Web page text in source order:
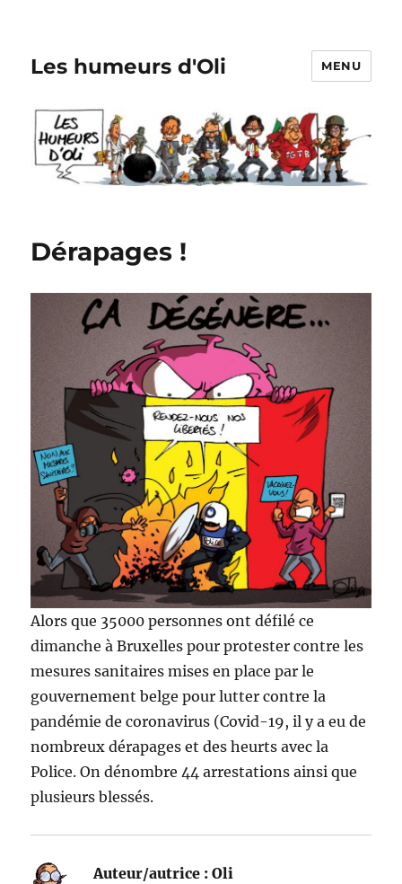
Les humeurs d'Oli MENU
Dérapages !
Alors que 35000 personnes ont défilé ce
dimanche à Bruxelles pour protester contre les
mesures sanitaires mises en place par le
gouvernement belge pour lutter contre la
pandémie de coronavirus (Covid-19, il y a eu de
nombreux dérapages et des heurts avec la
Police. On dénombre 44 arrestations ainsi que
plusieurs blessés.
Auteur/autrice : Oli